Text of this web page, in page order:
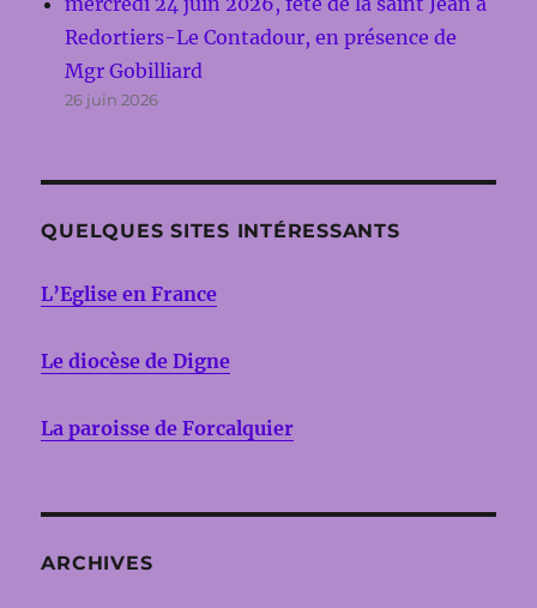
Redortiers-Le Contadour, en présence de
Mgr Gobilliard
26 juin 2026
QUELQUES SITES INTÉRESSANTS
L’Eglise en France
Le diocèse de Digne
La paroisse de Forcalquier
ARCHIVES